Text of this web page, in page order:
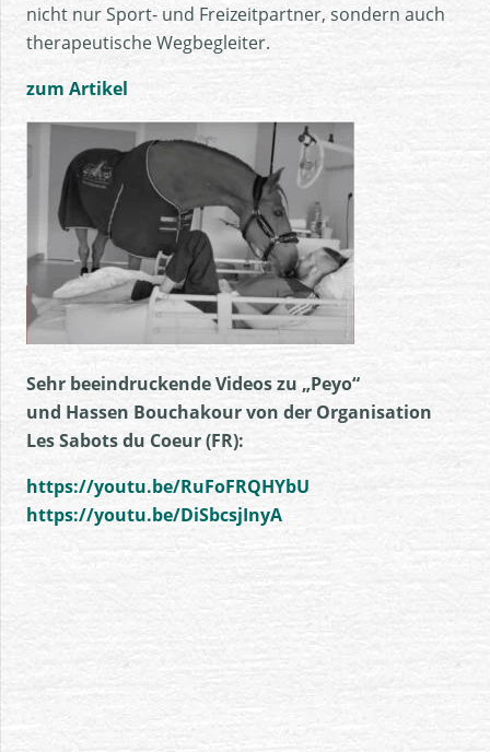
nicht nur Sport- und Freizeitpartner, sondern auch
therapeutische Wegbegleiter.
zum Artikel
Sehr beeindruckende Videos zu „Peyo“
und Hassen Bouchakourvon der Organisation
Les Sabots du Coeur (FR):
https://youtu.be/RuFoFRQHYbU
https://youtu.be/DiSbcsjInyA